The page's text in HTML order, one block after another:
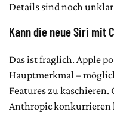
Details sind noch
Kann die neue Siri mit
Das ist fraglich. Apple
Hauptmerkmal –
Features zu
Anthropic konkurrieren